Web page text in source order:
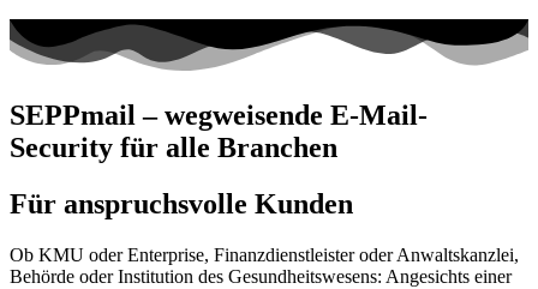
SEPPmail – wegweisende E-Mail-
Security für alle Branchen
Für anspruchsvolle Kunden
Ob KMU oder Enterprise, Finanzdienstleister oder Anwaltskanzlei,
Behörde oder Institution des Gesundheitswesens: Angesichts einer